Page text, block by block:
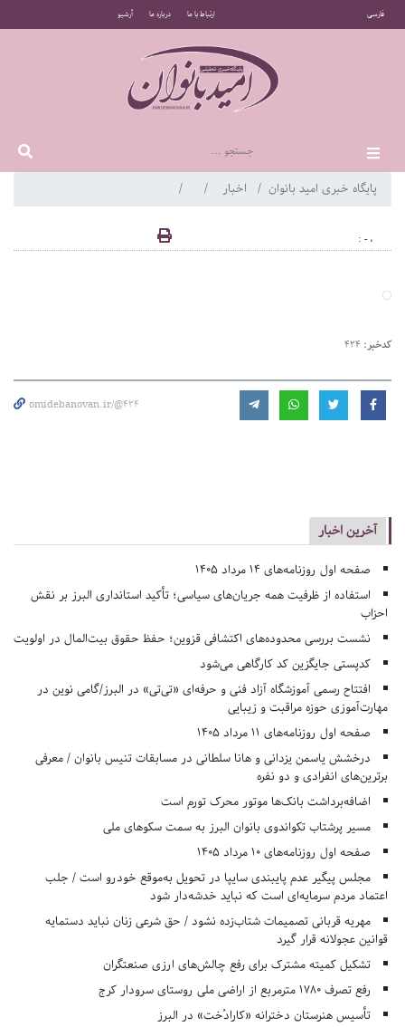
فارسی ارتباط با ما درباره ما آرشیو
پایگاه خبری امید بانوان اخبار
، - :
کدخبر: 424
omidebanovan.ir/@424
آخرین اخبار
صفحه اول روزنامه‌های 14 مرداد 1405
استفاده از ظرفیت همه جریان‌های سیاسی؛ تأکید استانداری البرز بر نقش
احزاب
نشست بررسی محدوده‌های اکتشافی قزوین؛ حفظ حقوق بیت‌المال در اولویت
کدپستی جایگزین کد کارگاهی می‌شود
افتتاح رسمی آموزشگاه آزاد فنی و حرفه‌ای «تی‌تی» در البرز/گامی نوین در
مهارت‌آموزی حوزه مراقبت و زیبایی
صفحه اول روزنامه‌های 11 مرداد 1405
درخشش یاسمن یزدانی و هانا سلطانی در مسابقات تنیس بانوان / معرفی
برترین‌های انفرادی و دو نفره
اضافه‌برداشت بانک‌ها موتور محرک تورم است
مسیر پرشتاب تکواندوی بانوان البرز به سمت سکوهای ملی
صفحه اول روزنامه‌های 10 مرداد 1405
مجلس پیگیر عدم پایبندی سایپا در تحویل به‌موقع خودرو است / جلب
اعتماد مردم سرمایه‌ای است که نباید خدشه‌دار شود
مهریه قربانی تصمیمات شتاب‌زده نشود / حق شرعی زنان نباید دستمایه
قوانین عجولانه قرار گیرد
تشکیل کمیته مشترک برای رفع چالش‌های ارزی صنعتگران
رفع تصرف ۱۷۸۰ مترمربع از اراضی ملی روستای سرودار کرج
تأسیس هنرستان دخترانه «کارادُخت» در البرز